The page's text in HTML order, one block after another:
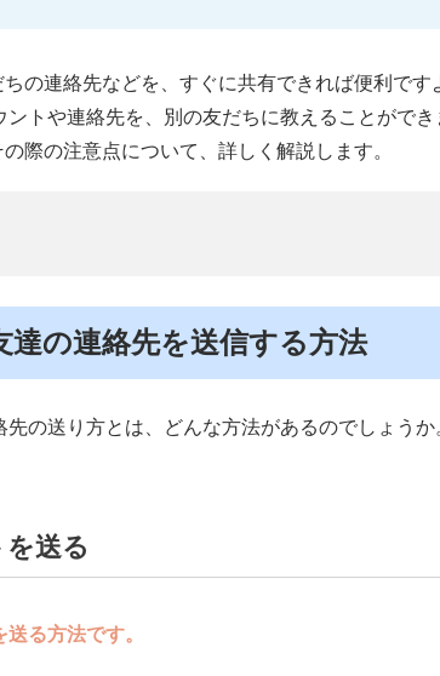
の連絡先などを、すぐに共有できれば便利で
トや連絡先を、別の友だちに教えることがで
際の注意点について、詳しく解説します。
の連絡先を送信する方法
の送り方とは、どんな方法があるのでしょう
送る
る方法です。